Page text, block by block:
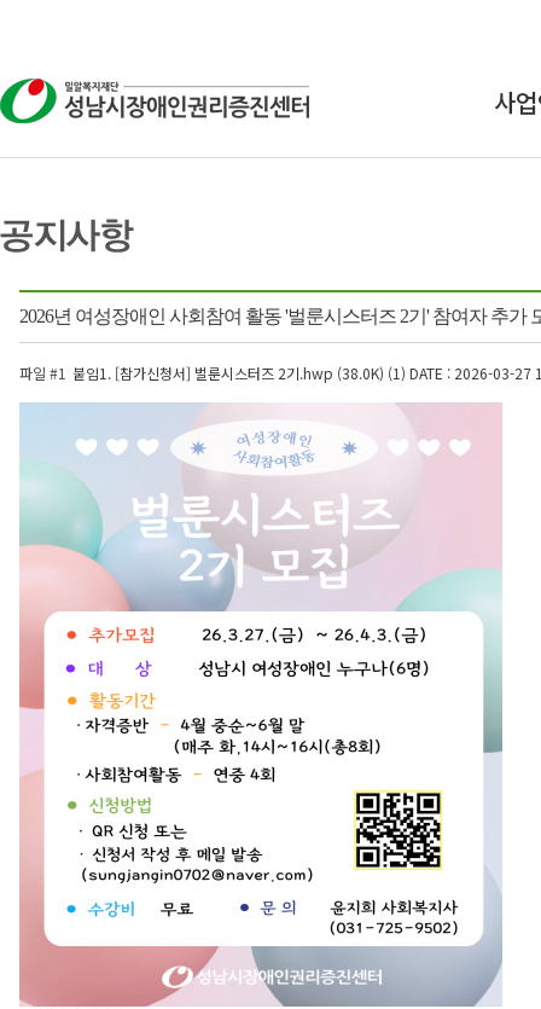
사
인식
2026년 여성장애인 사회참여 활동 '벌룬시스터즈 2기' 참여자 추가
파일 #1 붙임1. [참가신청서] 벌룬시스터즈 2기.hwp (38.0K) (1) DATE : 2026-03-27